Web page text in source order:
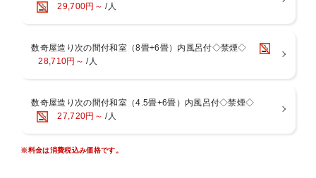
工夫を凝らした料理長こだわりの懐石をご用意いたします。
※当館は基本お部屋食になりますが、４名様以上の場合は夕朝食共に
別部屋での個室食となる場合がございます。ご了承くださいませ。
52.2度の絶えず湧き出ております自家源泉。湯河原の湯は「薬師の
湯」と呼ばれ、弱食塩泉・弱アルカリ性という理想的な泉質で、非常
【桧風呂】【石風呂】【露天風呂】
29,700円～ /人
数奇屋造り次の間付和室（8畳+6畳）内風呂付◇禁煙◇
28,710円～ /人
数奇屋造り次の間付和室（4.5畳+6畳）内風呂付◇禁煙◇
27,720円～ /人
※料金は消費税込み価格です。